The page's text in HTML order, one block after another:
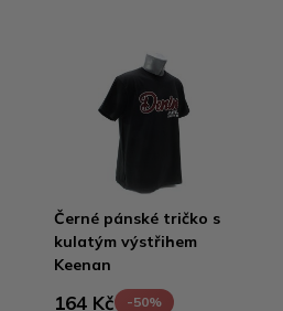
Černé pánské tričko s
kulatým výstřihem
Keenan
164 Kč
-50%